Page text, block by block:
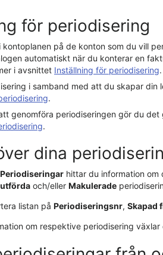
för periodisering
kontoplanen på de konton som du vill
automatiskt när du konterar en
i avsnittet Inställning för periodisering.
i samband med att du skapar din
.
genomföra periodiseringen gör du
.
dina
hittar du information om
och/eller Makulerade
listan på Periodiseringsnr, Skapad
om respektive periodisering